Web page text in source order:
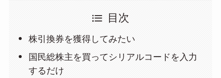
目次
株引換券を獲得してみたい
国民総株主を買ってシリアルコードを入力
するだけ